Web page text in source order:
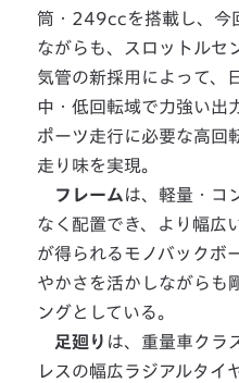
筒・249ccを搭載し、今
ながらも、スロットルセ
気管の新採用によって、
中・低回転域で力強い出
ポーツ走行に必要な高回
走り味を実現。
フレームは、軽量・コ
なく配置でき、より幅広
が得られるモノバックボ
やかさを活かしながらも
ングとしている。
足廻り は、重量車クラ
レスの幅広ラジアルタイ